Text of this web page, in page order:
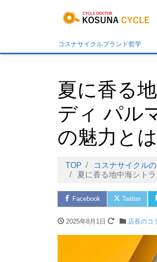
コスナサイクルブランド哲学
夏に香る
ディ パル
の魅力と
TOP コスナサイクル
夏に香る地中海シト
Facebook Twitter
2025年8月1日 店長のコ